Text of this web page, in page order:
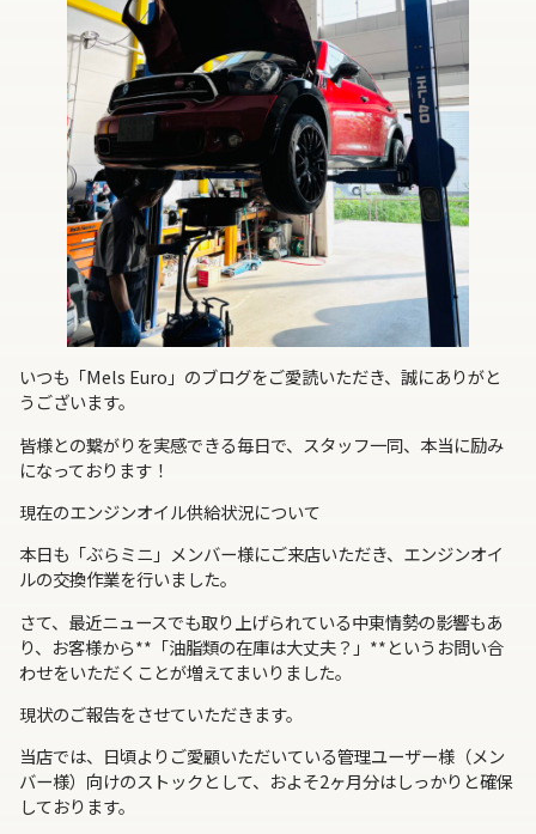
いつも「Mels Euro」のブログをご愛読いただき、誠にありがと
うございます。
皆様との繋がりを実感できる毎日で、スタッフ一同、本当に励み
になっております！
現在のエンジンオイル供給状況について
本日も「ぶらミニ」メンバー様にご来店いただき、エンジンオイ
ルの交換作業を行いました。
さて、最近ニュースでも取り上げられている中東情勢の影響もあ
り、お客様から**「油脂類の在庫は大丈夫？」**というお問い合
わせをいただくことが増えてまいりました。
現状のご報告をさせていただきます。
当店では、日頃よりご愛顧いただいている管理ユーザー様（メン
バー様）向けのストックとして、およそ2ヶ月分はしっかりと確保
しております。